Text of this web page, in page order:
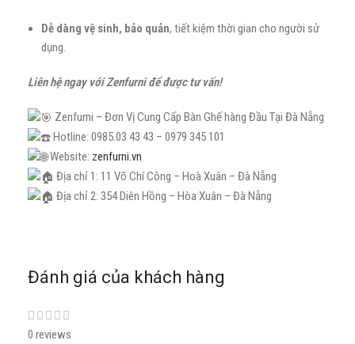
Dễ dàng vệ sinh, bảo quản, tiết kiệm thời gian cho người sử
dụng.
Liên hệ ngay với Zenfurni để được tư vấn!
Zenfurni – Đơn Vị Cung Cấp Bàn Ghế hàng Đầu Tại Đà Nẵng
Hotline: 0985.03 43 43 – 0979 345 101
Website: zenfurni.vn
Địa chỉ 1: 11 Võ Chí Công – Hoà Xuân – Đà Nẵng
Địa chỉ 2: 354 Diên Hồng – Hòa Xuân – Đà Nẵng
Đánh giá của khách hàng
0 reviews